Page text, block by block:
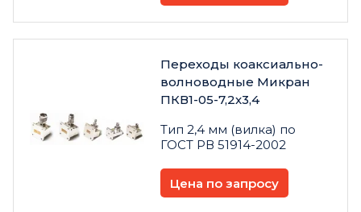
Переходы коаксиально-
волноводные Микран
ПКВ1-05-7,2х3,4
Тип 2,4 мм (вилка) по
ГОСТ РВ 51914-2002
Цена по запросу